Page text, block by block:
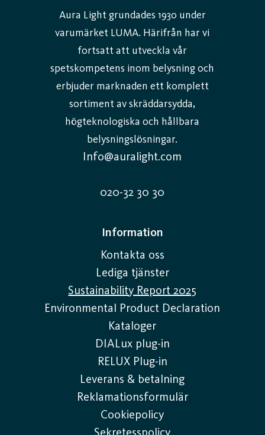
Aura Light grundades 1930 under
varumärket LUMA. Härifrån har vi
fortsatt att utveckla vår
spetskompetens inom belysning och
erbjuder marknaden ett komplett
sortiment av skräddarsydda,
högteknologiska och hållbara
belysningslösningar.
Info@auralight.com
020-32 30 30
Information
Kontakta oss
Lediga tjänster
Sustainability Report 2025
Environmental Product Declaration
Kataloger
DIALux plug-in
RELUX Plug-in
Leverans & betalning
Reklamationsformulär
Cookiepolicy